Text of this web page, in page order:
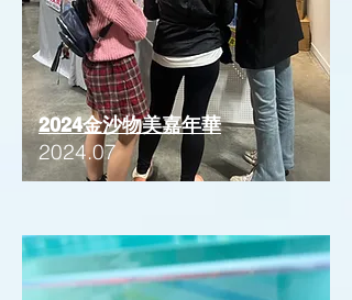
2024金沙物美嘉年華
2024.07